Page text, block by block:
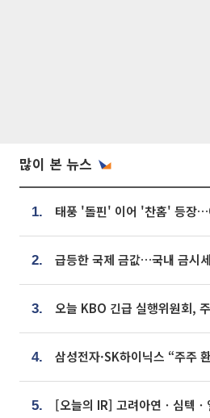
많이 본 뉴스
1.
2. 급등한 국제 금값…국내 금시
3. 오늘 KBO 긴급 실행위원회,
4. 삼성전자·SK하이닉스 “주주
5. [오늘의 IR] 고려아연ㆍ심텍